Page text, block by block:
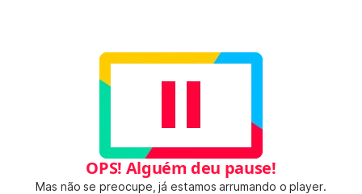
OPS! Alguém deu pause!
Mas não se preocupe, já estamos arrumando o player.